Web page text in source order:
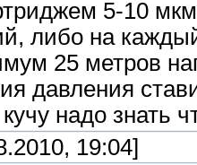
5-10
либо на
25 метров
давления
надо знать
19:04]